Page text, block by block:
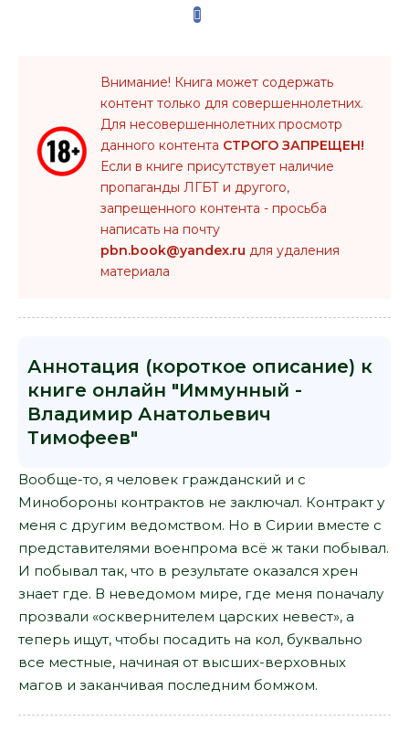
Внимание! Книга может содержать
контент только для совершеннолетних.
Для несовершеннолетних просмотр
данного контента СТРОГО ЗАПРЕЩЕН!
Если в книге присутствует наличие
пропаганды ЛГБТ и другого,
запрещенного контента - просьба
написать на почту
pbn.book@yandex.ru для удаления
материала
Аннотация (короткое описание) к
книге онлайн "Иммунный -
Владимир Анатольевич
Тимофеев"
Вообще-то, я человек гражданский и с
Минобороны контрактов не заключал. Контракт у
меня с другим ведомством. Но в Сирии вместе с
представителями военпрома всё ж таки побывал.
И побывал так, что в результате оказался хрен
знает где. В неведомом мире, где меня поначалу
прозвали «осквернителем царских невест», а
теперь ищут, чтобы посадить на кол, буквально
все местные, начиная от высших-верховных
магов и заканчивая последним бомжом.